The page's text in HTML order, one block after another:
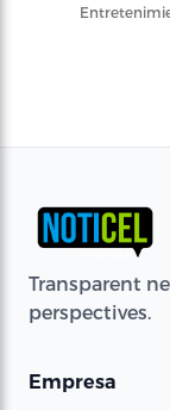
Transparent
perspectives.
Empresa